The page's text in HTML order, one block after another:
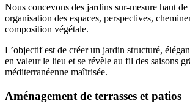
Nous concevons des jardins sur-mesure haut de
organisation des espaces, perspectives,
composition végétale.
L’objectif est de créer un jardin structuré,
en valeur le lieu et se révèle au fil des saisons
méditerranéenne maîtrisée.
Aménagement de terrasses et patios